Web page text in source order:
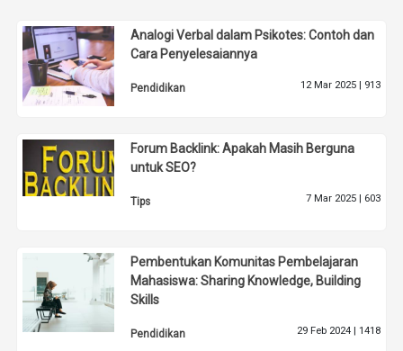
Analogi Verbal dalam Psikotes: Contoh dan
Cara Penyelesaiannya
Pendidikan 12 Mar 2025 | 913
Forum Backlink: Apakah Masih Berguna
untuk SEO?
Tips 7 Mar 2025 | 603
Pembentukan Komunitas Pembelajaran
Mahasiswa: Sharing Knowledge, Building
Skills
Pendidikan 29 Feb 2024 | 1418